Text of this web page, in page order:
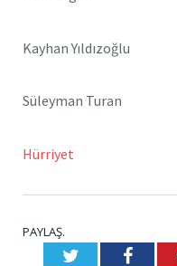
Kayhan Yıldızoğlu
Süleyman Turan
Hürriyet
PAYLAŞ.
Twitter